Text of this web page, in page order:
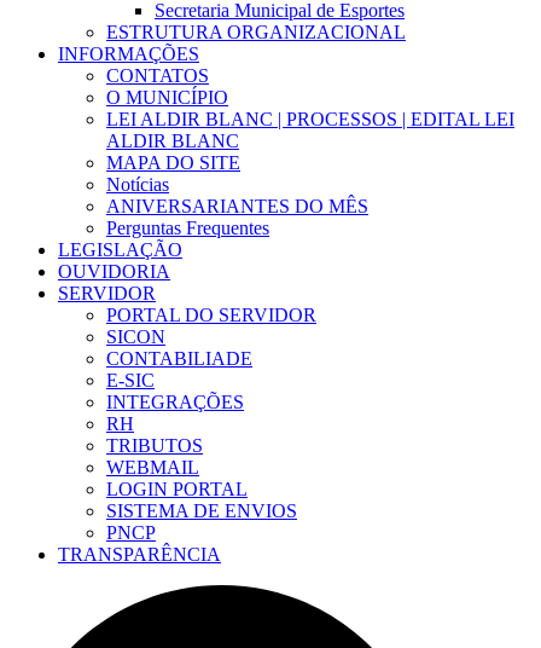
Secretaria Municipal de Esportes
ESTRUTURA ORGANIZACIONAL
INFORMAÇÕES
CONTATOS
O MUNICÍPIO
LEI ALDIR BLANC | PROCESSOS | EDITAL LEI
ALDIR BLANC
MAPA DO SITE
Notícias
ANIVERSARIANTES DO MÊS
Perguntas Frequentes
LEGISLAÇÃO
OUVIDORIA
SERVIDOR
PORTAL DO SERVIDOR
SICON
CONTABILIADE
E-SIC
INTEGRAÇÕES
RH
TRIBUTOS
WEBMAIL
LOGIN PORTAL
SISTEMA DE ENVIOS
PNCP
TRANSPARÊNCIA